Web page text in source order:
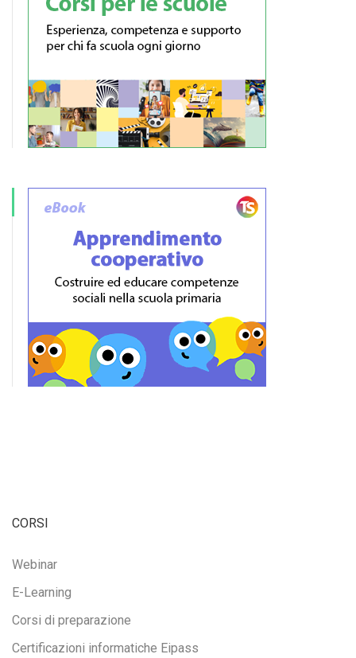
CORSI
Webinar
E-Learning
Corsi di preparazione
Certificazioni informatiche Eipass